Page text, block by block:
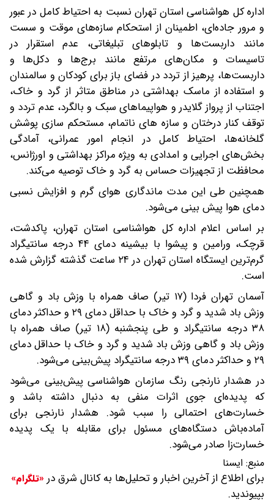
اداره کل هواشناسی استان تهران نسبت به احتیاط کامل در عبور
و مرور جاده‌ای، اطمینان از استحکام سازه‌های موقت و سست
مانند داربست‌ها و تابلوهای تبلیغاتی، عدم استقرار در
تاسیسات و مکان‌های مرتفع مانند برج‌ها و دکل‌ها و
داربست‌ها، پرهیز از تردد در فضای باز برای کودکان و سالمندان
و استفاده از ماسک بهداشتی در مناطق متاثر از گرد و خاک،
اجتناب از پرواز گلایدر و هواپیماهای سبک و بالگرد، عدم تردد و
توقف کنار درختان و سازه های ناتمام، مستحکم سازی پوشش
گلخانه‌ها، احتیاط کامل در انجام امور عمرانی، آمادگی
بخش‌های اجرایی و امدادی به ویژه مراکز بهداشتی و اورژانس،
محافظت از تجهیزات حساس به گرد و خاک توصیه می‌کند.
همچنین طی این مدت ماندگاری هوای گرم و افزایش نسبی
دمای هوا پیش بینی می‌شود.
بر اساس اعلام اداره کل هواشناسی استان تهران، پاکدشت،
قرچک، ورامین و پیشوا با بیشینه دمای ۴۴ درجه سانتیگراد
گرم‌ترین ایستگاه استان تهران در ۲۴ ساعت گذشته گزارش شده
است.
آسمان تهران فردا (۱۷ تیر) صاف همراه با وزش باد و گاهی
وزش باد شدید و گرد و خاک با حداقل دمای ۲۹ و حداکثر دمای
۳۸ درجه سانتیگراد و طی پنجشنبه (۱۸ تیر) صاف همراه با
وزش باد و گاهی وزش باد شدید و گرد و خاک با حداقل دمای
۲۹ و حداکثر دمای ۳۹ درجه سانتیگراد پیش‌بینی می‌شود.
در هشدار نارنجی ‌رنگ سازمان هواشناسی پیش‌بینی می‌شود
که پدیده‌ای جوی اثرات منفی به دنبال داشته باشد و
خسارت‌های احتمالی را سبب شود. هشدار نارنجی برای
آماده‌باش دستگاه‌های مسئول برای مقابله با یک پدیده
خسارت‌زا صادر می‌شود.
منبع: ایسنا
برای اطلاع از آخرین اخبار و تحلیل‌ها به کانال شرق در «تلگرام»
بپیوندید.